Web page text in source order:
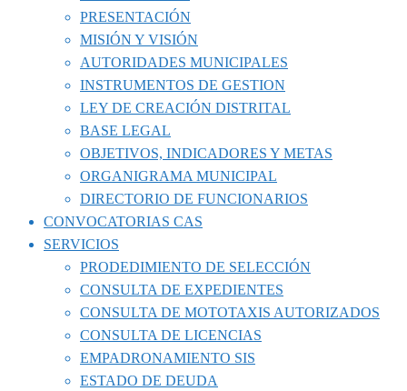
PRESENTACIÓN
MISIÓN Y VISIÓN
AUTORIDADES MUNICIPALES
INSTRUMENTOS DE GESTION
LEY DE CREACIÓN DISTRITAL
BASE LEGAL
OBJETIVOS, INDICADORES Y METAS
ORGANIGRAMA MUNICIPAL
DIRECTORIO DE FUNCIONARIOS
CONVOCATORIAS CAS
SERVICIOS
PRODEDIMIENTO DE SELECCIÓN
CONSULTA DE EXPEDIENTES
CONSULTA DE MOTOTAXIS AUTORIZADOS
CONSULTA DE LICENCIAS
EMPADRONAMIENTO SIS
ESTADO DE DEUDA